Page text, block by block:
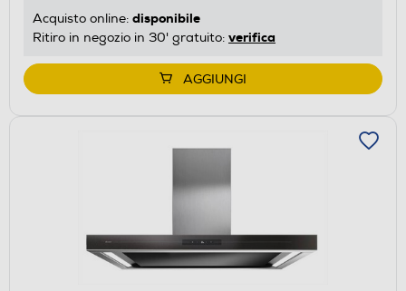
Acquisto online: disponibile
Ritiro in negozio in 30' gratuito: verifica
AGGIUNGI